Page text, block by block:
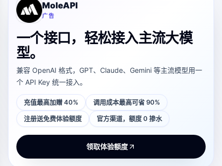
MoleAPI
广告
一个接口，轻松接入主流大模
型。
兼容 OpenAI 格式，GPT、Claude、Gemini 等主流模型用一
个 API Key 统一接入。
充值最高加赠 40% 调用成本最高可省 90%
注册送免费体验额度 官方渠道，额度 0 掺水
领取体验额度